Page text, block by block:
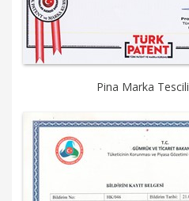
Pina Marka Tescili